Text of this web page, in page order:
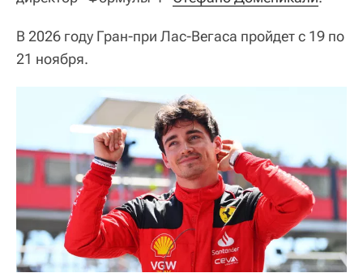
В 2026 году Гран-при Лас-Вегаса пройдет с 19 по
21 ноября.